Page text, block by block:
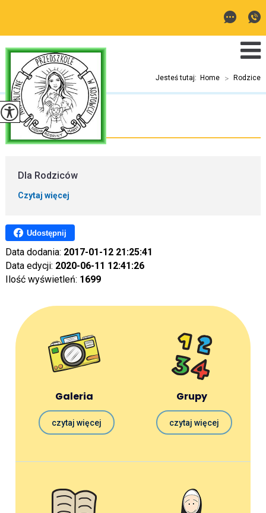
Jesteś tutaj: Home > Rodzice
Rodzice
Dla Rodziców
Czytaj więcej
Udostępnij
Data dodania: 2017-01-12 21:25:41
Data edycji: 2020-06-11 12:41:26
Ilość wyświetleń: 1699
Galeria
czytaj więcej
Grupy
czytaj więcej